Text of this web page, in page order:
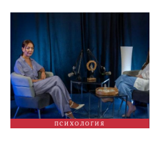
ПСИХОЛОГИЯ